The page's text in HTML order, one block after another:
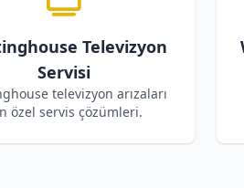
Televizyon
Servisi
televizyon arızaları
özel servis çözümleri.